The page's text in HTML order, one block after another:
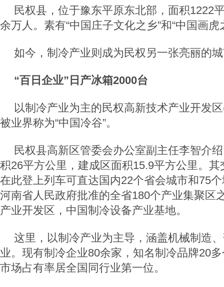
民权县，位于豫东平原东北部，面积1222
余万人。素有“中国庄子文化之乡”和“中国画虎
如今，制冷产业则成为民权另一张亮丽的
“百日企业”日产冰箱2000台
以制冷产业为主的民权高新技术产业开发
被业界称为“中国冷谷”。
民权县高新区管委会办公室副主任李智介
积26平方公里，建成区面积15.9平方公里。
在此登上列车可直达国内22个省会城市和75
河南省人民政府批准的全省180个产业集聚区
产业开发区，中国制冷设备产业基地。
这里，以制冷产业为主导，涵盖机械制造
业。现有制冷企业80余家，知名制冷品牌20
市场占有率居全国同行业第一位。